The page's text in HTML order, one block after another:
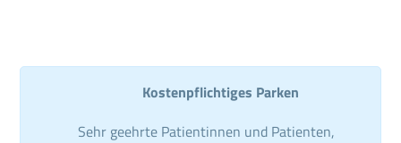
Kostenpflichtiges Parken
Sehr geehrte Patientinnen und Patienten,